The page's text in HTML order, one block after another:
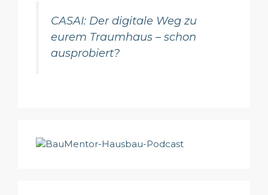
CASAI: Der digitale Weg zu
eurem Traumhaus – schon
ausprobiert?